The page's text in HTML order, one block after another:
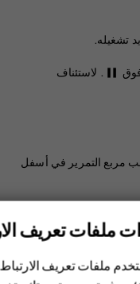
تشغيله.
pause . لاستئناف
مربع التمرير في أسفل
ملفات تعريف
ملفات تعريف